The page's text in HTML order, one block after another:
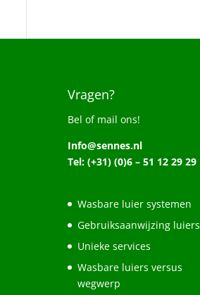
Vragen?
Bel of mail ons!
Info@sennes.nl
Tel: (+31) (0)6 – 51 12 29 29
Wasbare luier systemen
Gebruiksaanwijzing luiers
Unieke services
Wasbare luiers versus
wegwerp